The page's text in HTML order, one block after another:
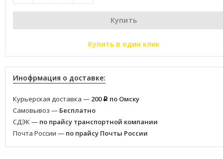
Купить
Купить в один клик
Инофрмация о доставке:
Курьерская доставка — 200 Р по Омску
Самовывоз — Бесплатно
СДЭК — по прайсу транспортной компании
Почта России — по прайсу Почты России